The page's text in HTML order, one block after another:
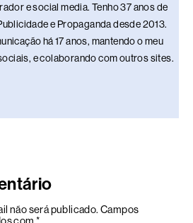
e social media. Tenho 37 anos de
e Propaganda desde 2013.
há 17 anos, mantendo o meu
e colaborando com outros sites.
não será publicado. Campos